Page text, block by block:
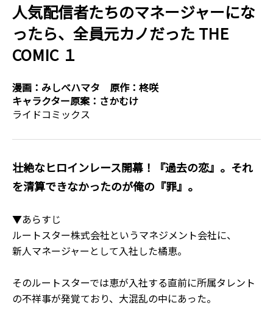
人気配信者たちのマネージャーにな
ったら、全員元カノだった THE
COMIC １
漫画： みしべハマタ 原作： 柊咲
キャラクター原案： さかむけ
ライドコミックス
壮絶なヒロインレース開幕！『過去の恋』。それ
を清算できなかったのが俺の『罪』――。
▼あらすじ
ルートスター株式会社というマネジメント会社に、
新人マネージャーとして入社した橘恵。
そのルートスターでは恵が入社する直前に所属タレント
の不祥事が発覚ており、大混乱の中にあった。